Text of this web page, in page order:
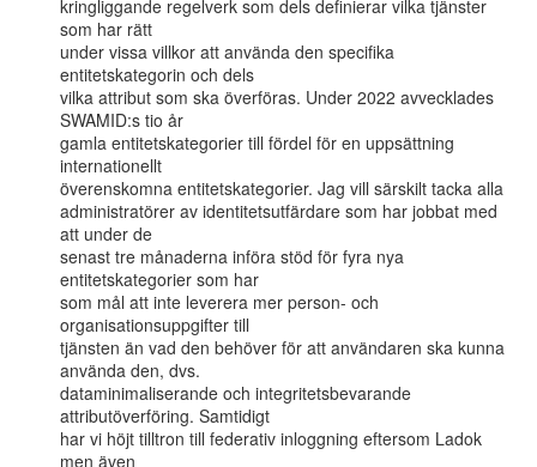
kringliggande regelverk som dels definierar vilka tjänster
som har rätt
under vissa villkor att använda den specifika
entitetskategorin och dels
vilka attribut som ska överföras. Under 2022 avvecklades
SWAMID:s tio år
gamla entitetskategorier till fördel för en uppsättning
internationellt
överenskomna entitetskategorier. Jag vill särskilt tacka alla
administratörer av identitetsutfärdare som har jobbat med
att under de
senast tre månaderna införa stöd för fyra nya
entitetskategorier som har
som mål att inte leverera mer person- och
organisationsuppgifter till
tjänsten än vad den behöver för att användaren ska kunna
använda den, dvs.
dataminimaliserande och integritetsbevarande
attributöverföring. Samtidigt
har vi höjt tilltron till federativ inloggning eftersom Ladok
men även